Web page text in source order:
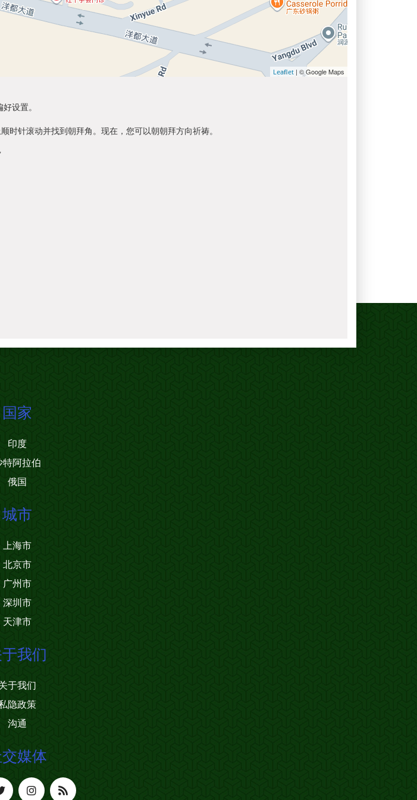
Leaflet | © Google Maps
设置。
针滚动并找到朝拜角。现在，您可以朝朝拜方向祈祷。
国家
印度
特阿拉伯
俄国
城市
上海市
北京市
广州市
深圳市
天津市
我们
于我们
隐政策
沟通
媒体